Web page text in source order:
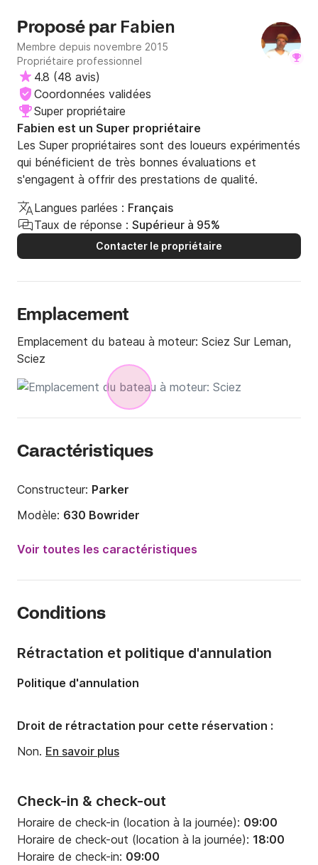
Proposé par Fabien
Membre depuis novembre 2015
Propriétaire professionnel
4.8 (48 avis)
Coordonnées validées
Super propriétaire
Fabien est un Super propriétaire
Les Super propriétaires sont des loueurs expérimentés
qui bénéficient de très bonnes évaluations et
s'engagent à offrir des prestations de qualité.
Langues parlées : Français
Taux de réponse : Supérieur à 95%
Contacter le propriétaire
Emplacement
Emplacement du bateau à moteur: Sciez Sur Leman,
Sciez
Caractéristiques
Constructeur: Parker
Modèle: 630 Bowrider
Puissance moteur:
150cv
Capacité à bord:
Voir toutes les caractéristiques
Conditions
Check-in & check-out
Horaire de check-in (location à la journée): 09:00
Horaire de check-out (location à la journée): 18:00
Horaire de check-in: 09:00
Rétractation et politique d'annulation
Politique d'annulation
Droit de rétractation pour cette réservation :
Non. En savoir plus